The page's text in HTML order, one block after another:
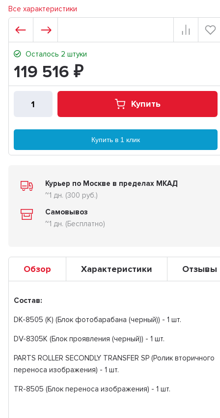
Все характеристики
Осталось 2 штуки
119 516 ₽
Купить
Купить в 1 клик
Курьер по Москве в пределах МКАД
~1 дн. (300 руб.)
Самовывоз
~1 дн. (Бесплатно)
Обзор Характеристики Отзывы
Состав:
DK-8505 (K) (Блок фотобарабана (черный)) - 1 шт.
DV-8305K (Блок проявления (черный)) - 1 шт.
PARTS ROLLER SECONDLY TRANSFER SP (Ролик вторичного
переноса изображения) - 1 шт.
TR-8505 (Блок переноса изображения) - 1 шт.